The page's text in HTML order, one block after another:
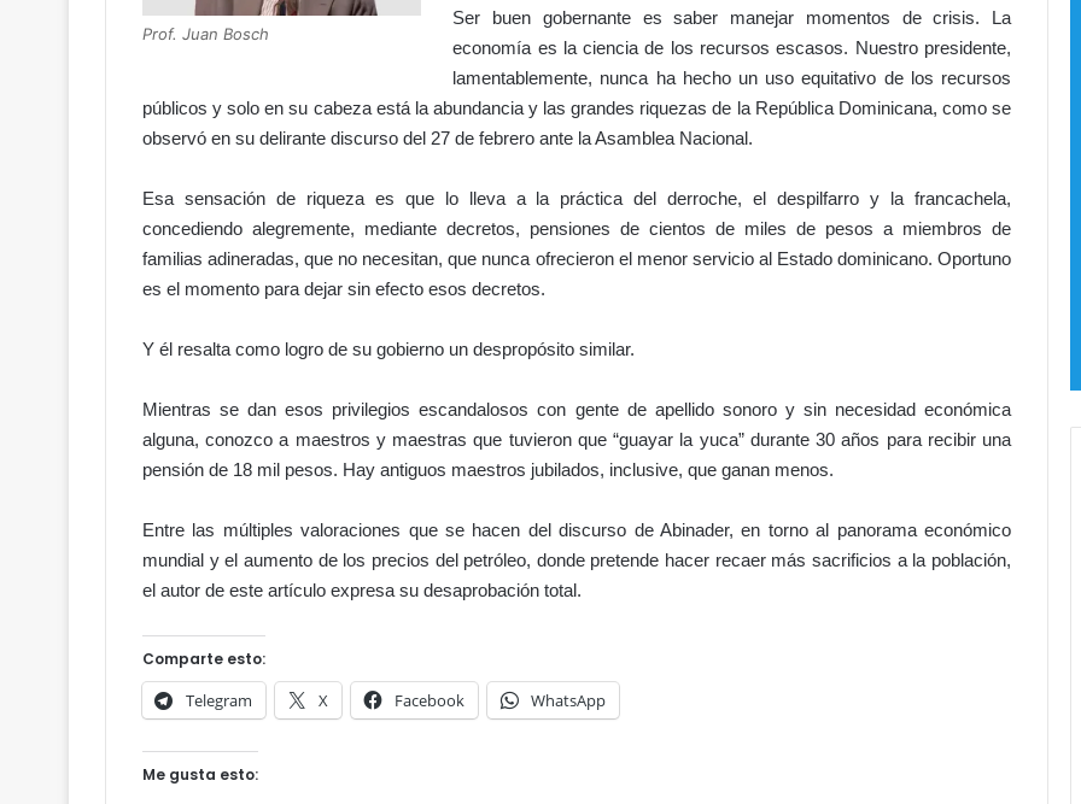
Prof. Juan Bosch
Ser buen gobernante es saber manejar momentos de crisis. La
economía es la ciencia de los recursos escasos. Nuestro presidente,
lamentablemente, nunca ha hecho un uso equitativo de los recursos
públicos y solo en su cabeza está la abundancia y las grandes riquezas de la República Dominicana, como se
observó en su delirante discurso del 27 de febrero ante la Asamblea Nacional.
Esa sensación de riqueza es que lo lleva a la práctica del derroche, el despilfarro y la francachela,
concediendo alegremente, mediante decretos, pensiones de cientos de miles de pesos a miembros de
familias adineradas, que no necesitan, que nunca ofrecieron el menor servicio al Estado dominicano. Oportuno
es el momento para dejar sin efecto esos decretos.
Y él resalta como logro de su gobierno un despropósito similar.
Mientras se dan esos privilegios escandalosos con gente de apellido sonoro y sin necesidad económica
alguna, conozco a maestros y maestras que tuvieron que “guayar la yuca” durante 30 años para recibir una
pensión de 18 mil pesos. Hay antiguos maestros jubilados, inclusive, que ganan menos.
Entre las múltiples valoraciones que se hacen del discurso de Abinader, en torno al panorama económico
mundial y el aumento de los precios del petróleo, donde pretende hacer recaer más sacrificios a la población,
el autor de este artículo expresa su desaprobación total.
Comparte esto:
Telegram X Facebook WhatsApp
Me gusta esto:
r
g
n
z
a
e
n
s
e
a